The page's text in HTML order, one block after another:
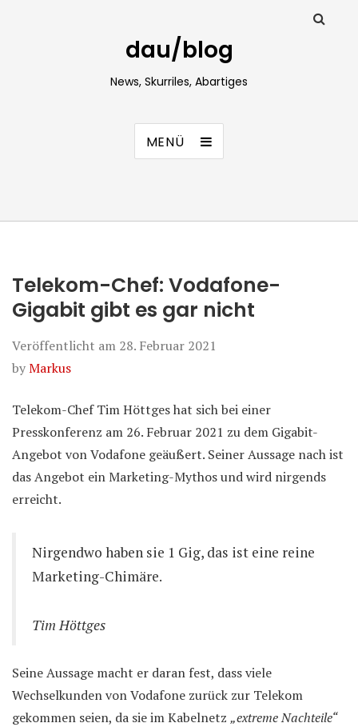
dau/blog
News, Skurriles, Abartiges
MENÜ
Telekom-Chef: Vodafone-
Gigabit gibt es gar nicht
Veröffentlicht am 28. Februar 2021
byMarkus
Telekom-Chef Tim Höttges hat sich bei einer
Presskonferenz am 26. Februar 2021 zu dem Gigabit-
Angebot von Vodafone geäußert. Seiner Aussage nach ist
das Angebot ein Marketing-Mythos und wird nirgends
erreicht.
Nirgendwo haben sie 1 Gig, das ist eine reine
Marketing-Chimäre.
Tim Höttges
Seine Aussage macht er daran fest, dass viele
Wechselkunden von Vodafone zurück zur Telekom
gekommen seien, da sie im Kabelnetz „extreme Nachteile“